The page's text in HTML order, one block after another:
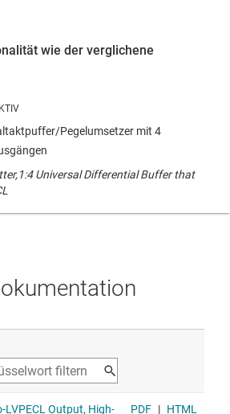
wie der verglichene
Pegelumsetzer mit 4
Universal Differential Buffer that